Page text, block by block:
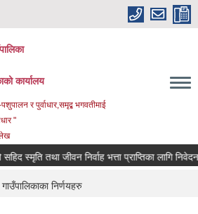
कार्यालय
र पुर्वाधार,समृद्ब भगवतीमाई
"
तथा जीवन निर्वाह भत्ता प्राप्तिका लागि निवेदन
निर्णयहरु